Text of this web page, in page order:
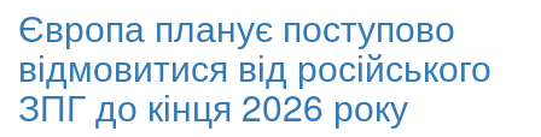
Європа планує поступово
відмовитися від російського
ЗПГ до кінця 2026 року